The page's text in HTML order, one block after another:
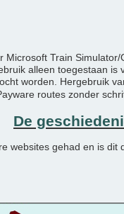
Train
alleen toegestaan
worden. Hergebruik
routes zonder
De
websites gehad en is